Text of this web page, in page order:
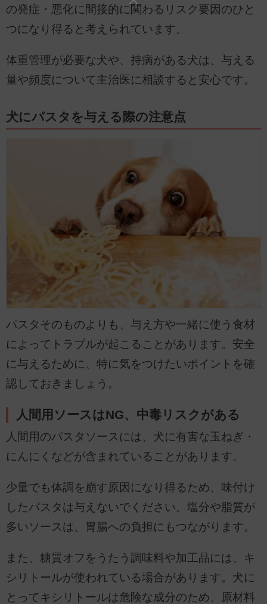
の発症・悪化に間接的に関わるリスク要因のひと
つになり得ると考えられています。
体重管理が必要な犬や、持病がある犬は、与える
量や頻度について主治医に相談すると安心です。
犬にパスタを与える際の注意点
パスタそのものよりも、与え方や一緒に使う食材
によってトラブルが起こることがあります。安全
に与えるために、特に気をつけたいポイントを確
認しておきましょう。
人間用ソースはNG、中毒リスクがある
人間用のパスタソースには、犬に有害な玉ねぎ・
にんにくなどが含まれていることがあります。
少量でも体調を崩す原因になり得るため、味付け
したパスタは与えないでください。塩分や脂質が
多いソースは、胃腸への負担にもつながります。
また、糖質オフをうたう調味料や加工品には、キ
シリトールが使われている場合があります。犬に
とってキシリトールは危険な成分のため、原材料